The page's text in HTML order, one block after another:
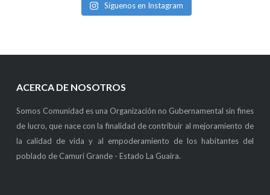
Síguenos en Instagram
ACERCA DE NOSOTROS
Somos Comunidad es una Organización no Gubernamental sin fines
de lucro, que nace con la finalidad de contribuir al mejoramiento de
la calidad de vida y al empoderamiento de los habitantes del
poblado de Camurí Grande - Estado La Guaira.